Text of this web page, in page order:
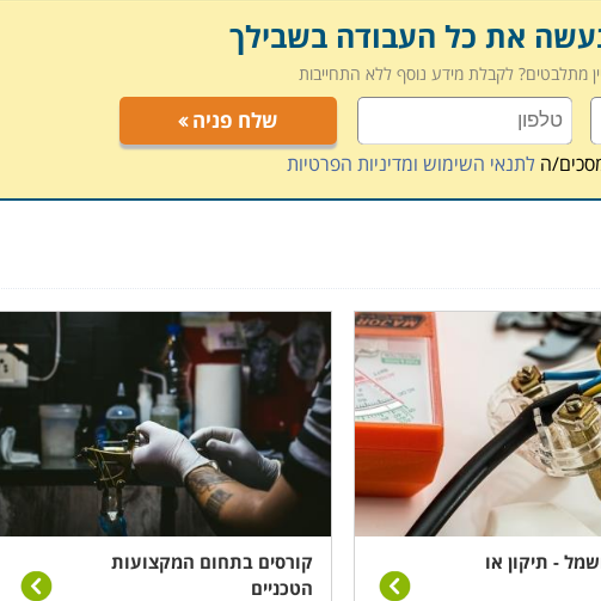
גבעת עדה
מקווים שהצלחנו בכך, אך אם בכל אופן לא מצאתם בדיוק את לימודי
להתקשר ליועצות הלימודים המיומנות שלנו, שינסו לאתר עבורכם עוד
את כל העבודה בשבילך
מתלבטים? לקבלת מידע נוסף ללא התחייבות
שלח פניה
הלתנאי השימוש ומדיניות הפרטיות
- תיקון או
קורסים בתחום המקצועות
הטכניים